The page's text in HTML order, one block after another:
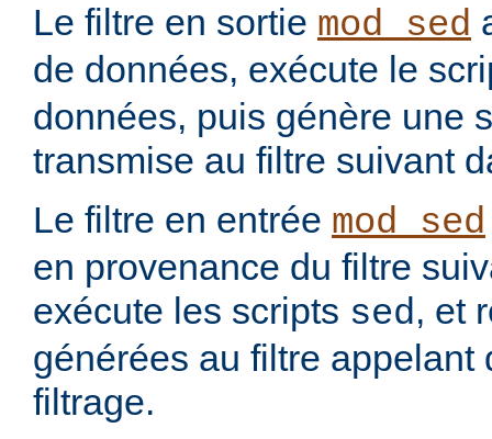
Le filtre en sortie mod_sed
de données, exécute le
données, puis génère une
transmise au filtre suivant
Le filtre en entrée mod_sed
en provenance du filtre
exécute les scripts sed, et
générées au filtre appelant
filtrage.